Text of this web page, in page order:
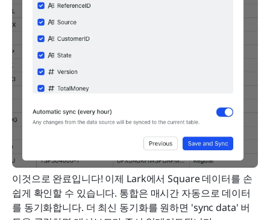
이것으로 완료입니다! 이제 Lark에서 Square 데이터를 손
쉽게 확인할 수 있습니다. 통합은 매시간 자동으로 데이터
를 동기화합니다. 더 최신 동기화를 원하면 'sync data' 버